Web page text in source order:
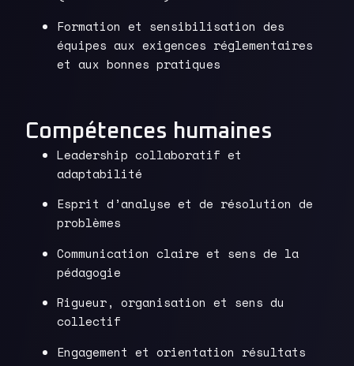
Formation et sensibilisation des
équipes aux exigences réglementaires
et aux bonnes pratiques
Compétences humaines
Leadership collaboratif et
adaptabilité
Esprit d’analyse et de résolution de
problèmes
Communication claire et sens de la
pédagogie
Rigueur, organisation et sens du
collectif
Engagement et orientation résultats